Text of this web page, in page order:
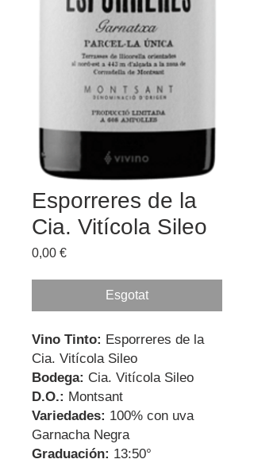
Esporreres de la
Cia. Vitícola Sileo
0,00 €Price
Esgotat
Vino Tinto: Esporreres de la
Cia. Vitícola Sileo
Bodega: Cia. Vitícola Sileo
D.O.: Montsant
Variedades: 100% con uva
Garnacha Negra
Graduación: 13:50°